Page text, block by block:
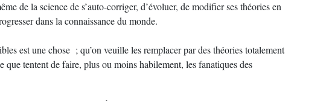
de la science de s’auto-corriger, d’évoluer, de modifier ses théories en
dans la connaissance du monde.
est une chose ; qu’on veuille les remplacer par des théories totalement
que tentent de faire, plus ou moins habilement, les fanatiques des